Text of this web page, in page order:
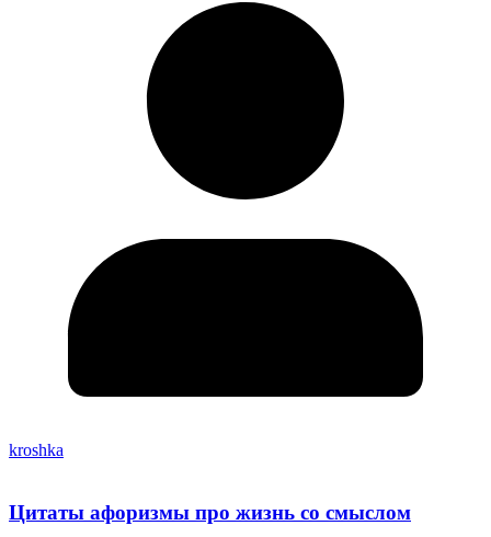
kroshka
Цитаты афоризмы про жизнь со смыслом